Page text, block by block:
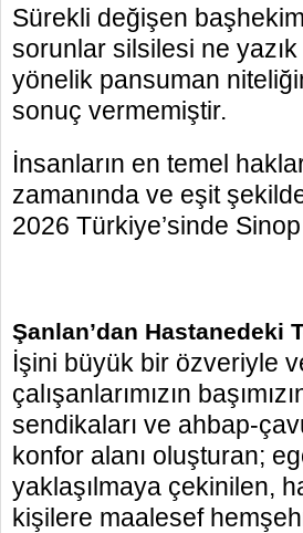
Sürekli değişen
sorunlar silsilesi ne
yönelik pansuman
sonuç vermemiştir.
İnsanların en temel
zamanında ve eşit
2026 Türkiye’sinde Sinop
Şanlan’dan Hastanedeki
İşini büyük bir özveriyle
çalışanlarımızın
sendikaları ve ahbap-
konfor alanı oluşturan;
yaklaşılmaya çekinilen,
kişilere maalesef